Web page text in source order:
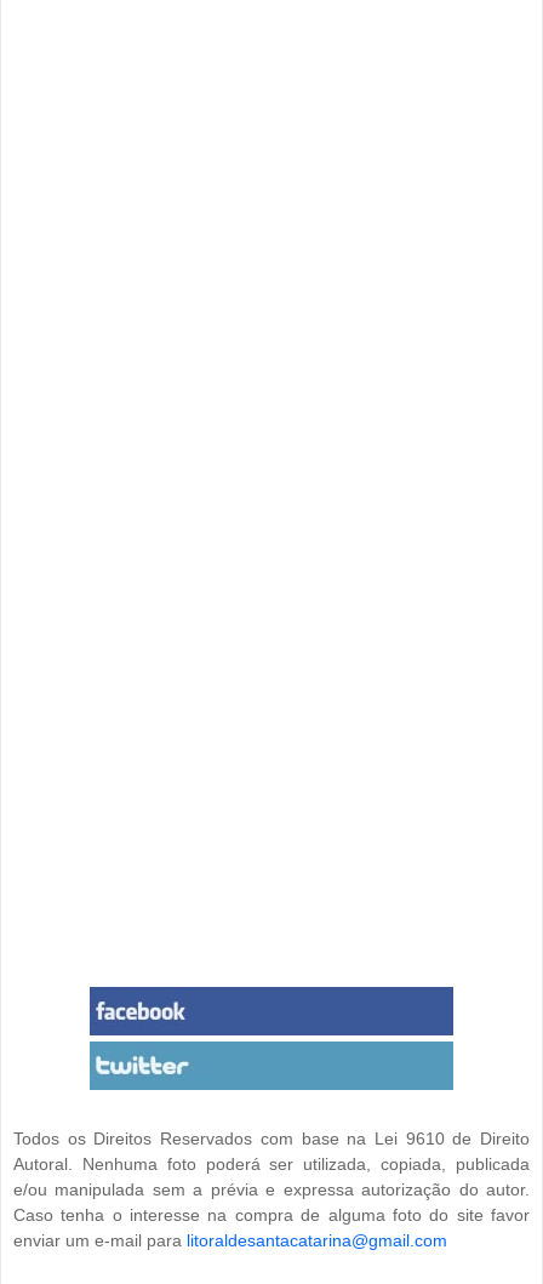
Todos os Direitos Reservados com base na Lei 9610 de Direito
Autoral. Nenhuma foto poderá ser utilizada, copiada, publicada
e/ou manipulada sem a prévia e expressa autorização do autor.
Caso tenha o interesse na compra de alguma foto do site favor
enviar um e-mail para litoraldesantacatarina@gmail.com